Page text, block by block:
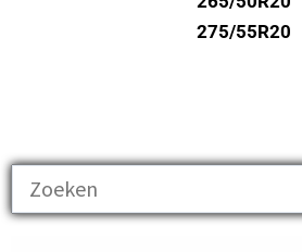
275/55R20